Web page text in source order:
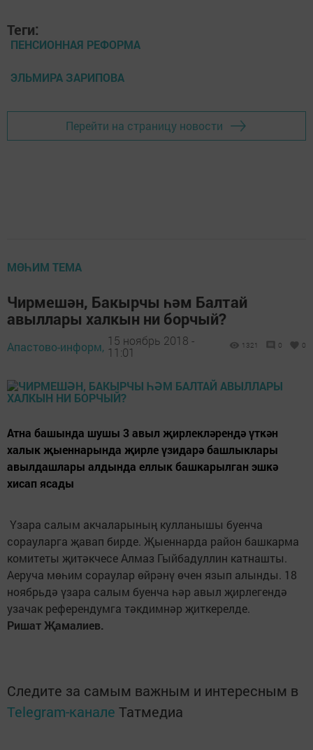
Теги:
ПЕНСИОННАЯ РЕФОРМА
ЭЛЬМИРА ЗАРИПОВА
Перейти на страницу новости
МӨҺИМ ТЕМА
Чирмешән, Бакырчы һәм Балтай
авыллары халкын ни борчый?
Апастово-информ, 15 ноябрь 2018 -
11:01
1321 0 0
Атна башында шушы 3 авыл җирлекләрендә үткән
халык җыеннарында җирле үзидарә башлыклары
авылдашлары алдында еллык башкарылган эшкә
хисап ясады
Үзара салым акчаларының кулланышы буенча
сорауларга җавап бирде. Җыеннарда район башкарма
комитеты җитәкчесе Алмаз Гыйбадуллин катнашты.
Аеруча мөһим сораулар өйрәнү өчен язып алынды. 18
ноябрьдә үзара салым буенча һәр авыл җирлегендә
узачак референдумга тәкдимнәр җиткерелде.
Ришат Җамалиев.
Следите за самым важным и интересным в
Telegram-канале Татмедиа